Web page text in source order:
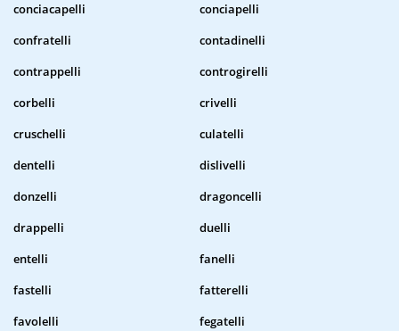
conciacapelli
conciapelli
confratelli
contadinelli
contrappelli
controgirelli
corbelli
crivelli
cruschelli
culatelli
dentelli
dislivelli
donzelli
dragoncelli
drappelli
duelli
entelli
fanelli
fastelli
fatterelli
favolelli
fegatelli